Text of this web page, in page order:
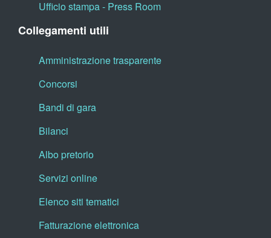
Ufficio stampa - Press Room
Collegamenti utili
Amministrazione trasparente
Concorsi
Bandi di gara
Bilanci
Albo pretorio
Servizi online
Elenco siti tematici
Fatturazione elettronica